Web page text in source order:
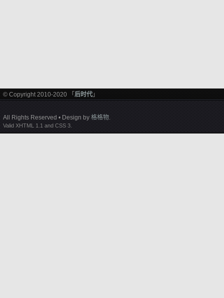
© Copyright 2010-2020 「 后时代 」
All Rights Reserved • Design by 格格物.
Valid XHTML 1.1 and CSS 3.